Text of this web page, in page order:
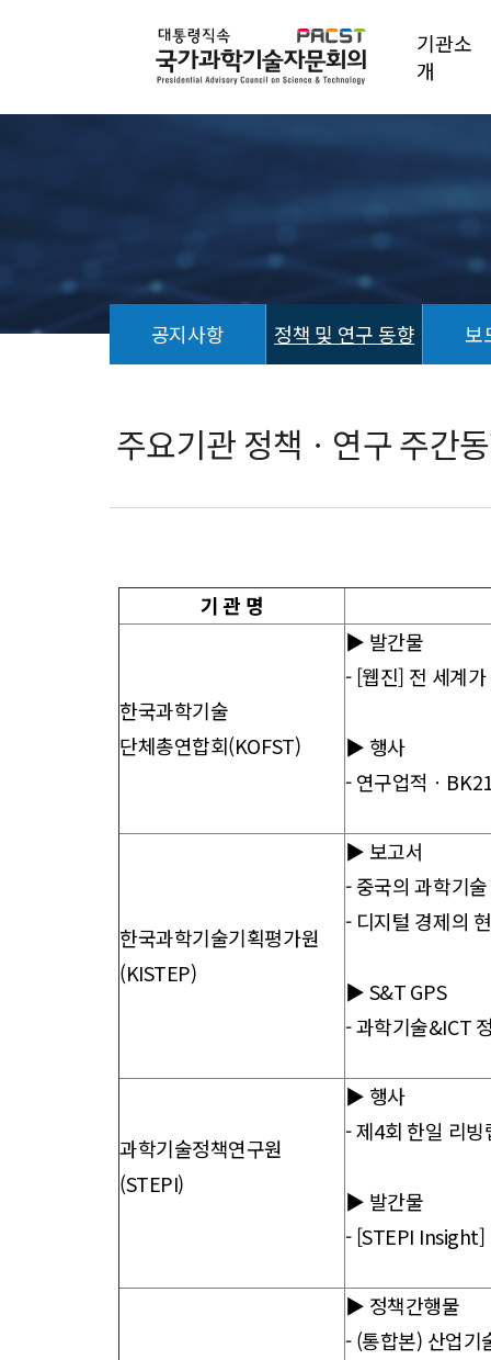
기관소
개
공지사항 정책 및 연구 동향 보
연
향
주요기관 정책ㆍ연구 주간
기 관 명
한국과학기술
단체총연합회(KOFST)
▶ 발간물
- [웹진] 전 세계
▶ 행사
- 연구업적ㆍ
한국과학기술기획평가원
(KISTEP)
▶ 보고서
- 중국의 과학기
- 디지털 경제의
▶ S&T GPS
- 과학기술&ICT
과학기술정책연구원
(STEPI)
▶ 행사
- 제4회 한일 리
▶ 발간물
- [STEPI Insight]
▶ 정책간행물
-(통합본) 산업기